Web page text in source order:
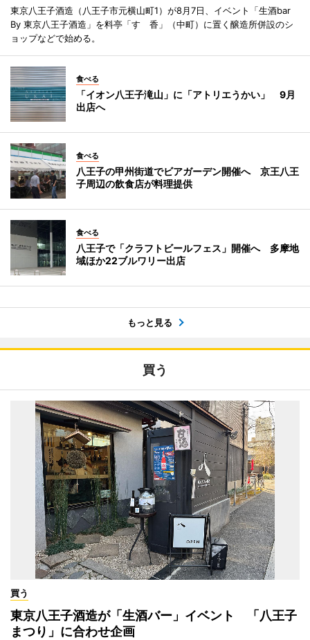
東京八王子酒造（八王子市元横山町1）が8月7日、イベント「生酒bar
By 東京八王子酒造」を料亭「すゞ香」（中町）に置く醸造所併設のシ
ョップなどで始める。
食べる
「イオン八王子滝山」に「アトリエうかい」 9月
出店へ
食べる
八王子の甲州街道でビアガーデン開催へ 京王八王
子周辺の飲食店が料理提供
食べる
八王子で「クラフトビールフェス」開催へ 多摩地
域ほか22ブルワリー出店
もっと見る
買う
買う
東京八王子酒造が「生酒バー」イベント 「八王子
まつり」に合わせ企画